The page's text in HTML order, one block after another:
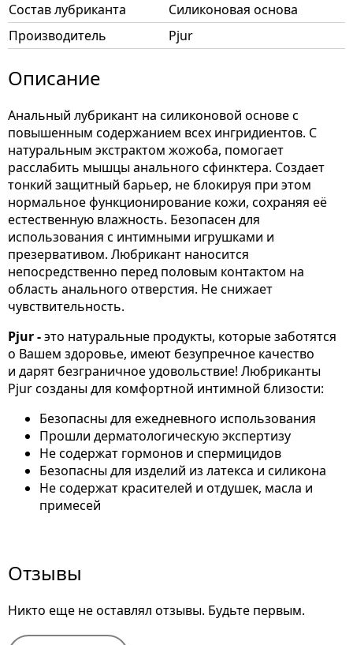
Состав лубриканта
Силиконовая основа
Производитель
Pjur
Описание
Анальный лубрикант на силиконовой основе с
повышенным содержанием всех ингридиентов. С
натуральным экстрактом жожоба, помогает
расслабить мышцы анального сфинктера. Создает
тонкий защитный барьер, не блокируя при этом
нормальное функционирование кожи, сохраняя её
естественную влажность. Безопасен для
использования с интимными игрушками и
презервативом. Любрикант наносится
непосредственно перед половым контактом на
область анального отверстия. Не снижает
чувствительность.
Pjur -это натуральные продукты, которые заботятся
о Вашем здоровье, имеют безупречное качество
и дарят безграничное удовольствие! Любриканты
Pjur созданы для комфортной интимной близости:
Безопасны для ежедневного использования
Прошли дерматологическую экспертизу
Не содержат гормонов и спермицидов
Безопасны для изделий из латекса и силикона
Не содержат красителей и отдушек, масла и
примесей
Отзывы
Никто еще не оставлял отзывы. Будьте первым.